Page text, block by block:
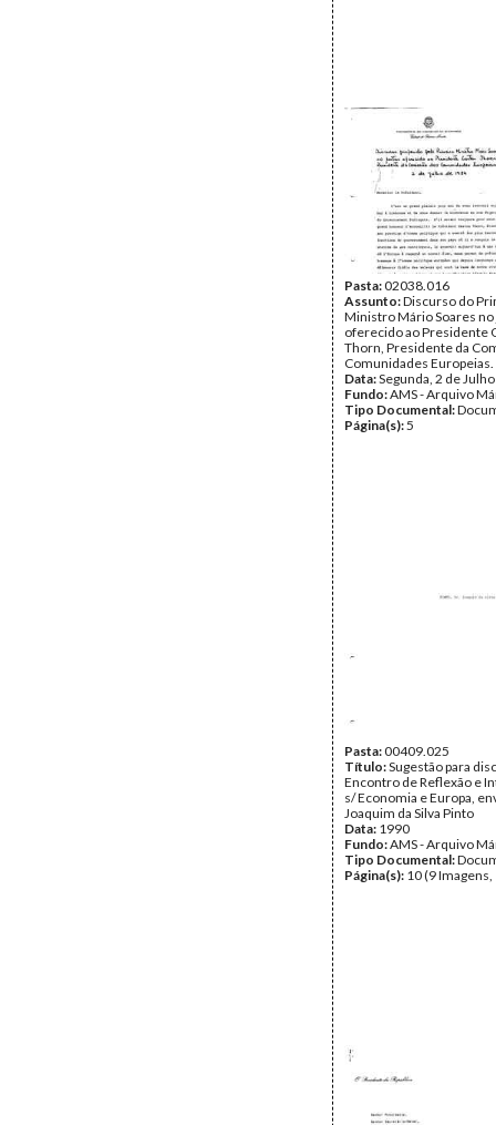
Pasta:02038.016
Assunto:Discurso do
Ministro Mário Soares
oferecido ao Presidente
Thorn, Presidente da
Comunidades Europeias.
Data:Segunda, 2 de
Fundo:AMS - Arquivo
Tipo Documental:
Página(s):5
Pasta:00409.025
Título:Sugestão para
Encontro de Reflexão e
s/ Economia e Europa,
Joaquim da Silva Pinto
Data: 1990
Fundo:AMS - Arquivo
Tipo Documental:
Página(s): 10 (9 Imagens,